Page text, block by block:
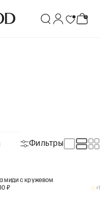
Фильтры
миди с кружевом
₽ +1